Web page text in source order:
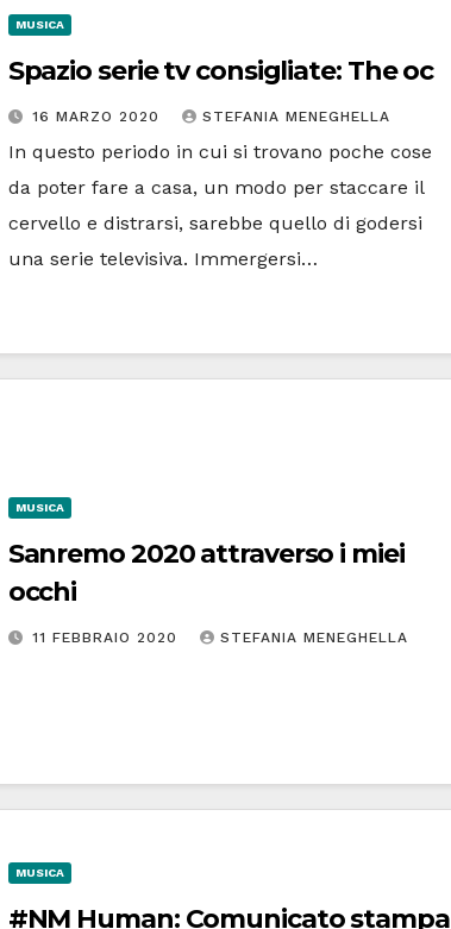
MUSICA
Spazio serie tv consigliate: The oc
16 MARZO 2020 STEFANIA MENEGHELLA
In questo periodo in cui si trovano poche cose
da poter fare a casa, un modo per staccare il
cervello e distrarsi, sarebbe quello di godersi
una serie televisiva. Immergersi…
MUSICA
Sanremo 2020 attraverso i miei
occhi
11 FEBBRAIO 2020 STEFANIA MENEGHELLA
MUSICA
#NM Human: Comunicato stampa